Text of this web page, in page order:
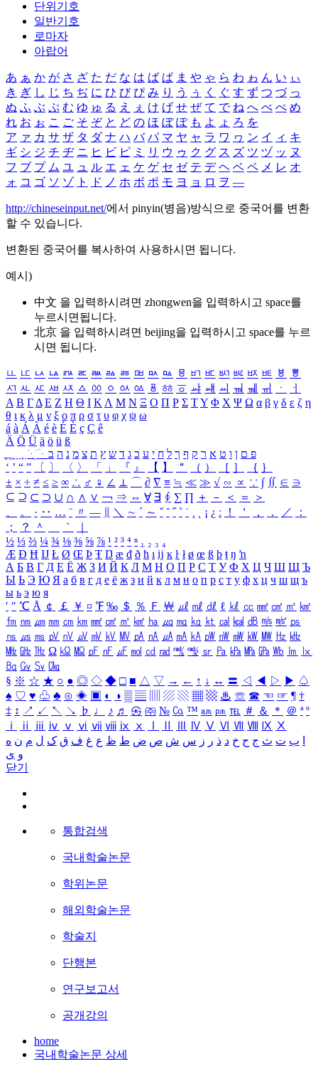
단위기호
일반기호
로마자
아랍어
あ ぁ か が さ ざ た だ な は ば ぱ ま や ゃ ら わ ゎ ん い ぃ
き ぎ し じ ち ぢ に ひ び ぴ み り う ぅ く ぐ す ず つ づ っ
ぬ ふ ぶ ぷ む ゆ ゅ る え ぇ け げ せ ぜ て で ね へ べ ぺ め
れ お ぉ こ ご そ ぞ と ど の ほ ぼ ぽ も よ ょ ろ を
ア ァ カ サ ザ タ ダ ナ ハ バ パ マ ヤ ャ ラ ワ ヮ ン イ ィ キ
ギ シ ジ チ ヂ ニ ヒ ビ ピ ミ リ ウ ゥ ク グ ス ズ ツ ヅ ッ ヌ
フ ブ プ ム ユ ュ ル エ ェ ケ ゲ セ ゼ テ デ ヘ ベ ペ メ レ オ
ォ コ ゴ ソ ゾ ト ド ノ ホ ボ ポ モ ヨ ョ ロ ヲ ―
http://chineseinput.net/에서 pinyin(병음)방식으로 중국어를 변환
할 수 있습니다.
변환된 중국어를 복사하여 사용하시면 됩니다.
예시)
中文 을 입력하시려면 zhongwen을 입력하시고 space를
누르시면됩니다.
北京 을 입력하시려면 beijing을 입력하시고 space를 누르
시면 됩니다.
ㅥ ㅦ ㅧ ㅨ ㅩ ㅪ ㅫ ㅬ ㅭ ㅮ ㅯ ㅰ ㅱ ㅲ ㅳ ㅴ ㅵ ㅶ ㅷ ㅸ
ㅹ
ㅺ ㅻ ㅼ ㅽ ㅾ ㅿ ㆀ ㆁ ㆂ ㆃ ㆄ ㆅ ㆆ ㆇ ㆈ ㆉ ㆊ ㆋ ㆌ ㆍ
ㆎ
Α Β ΓΔ Ε Ζ Η Θ Ι ΚΛ Μ Ν Ξ Ο Π Ρ Σ ΤΥ Φ Χ Ψ Ω α β γ δ ε ζ η
θ ι κ λ μ ν ξ ο π ρ σ τ υ φ χ ψ ω
á à Á À é è É È ç Ç ê
Ä Ö Ü ä ö ü ß
ִֶֹ ֻּ ׁׂ פ ם ן ו ט א ר ק ף ך ל ח י ע כ ג ד ש ץ ת צ מ נ ה ב
‘ ’ “ ” 〔 〕 〈 〉 「 」 『 』 【 】 ＂ （ ） ［ ］ ｛ ｝
± × ÷ ≠ ≤ ≥ ∞ ∴ ♂ ♀ ∠ ⊥ ⌒ ∂ ∇ ≡ ≒ ≪ ≫ √ ∽ ∝ ∵ ∫ ∬ ∈ ∋
⊆ ⊇ ⊂ ⊃ ∪ ∩ ∧ ∨ ￢ ⇒ ⇔ ∀ ∃ ∮ ∑ ∏ ＋ － ＜ ＝
＞
、
。 · ‥ … ¨ 〃 ― ＼ ∼ ´ ～ ˇ ˘ ˝ ˚ ˙ ¸ ¡ ¿ ː ！ ＇ ， ． ／
：
；
？ ＾ ｀
½ ⅓ ⅔ ¼ ¾ ⅛ ⅜ ⅝ ⅞ ¹ ² ³ ⁴ ⁿ ₁ ₂ ₃ ₄
Æ Ð Ħ Ĳ Ł Ø Œ Þ Ŧ Ŋ æ đ ð ħ ı ĳ ĸ ŀ ł ø œ ß þ ŧ ŋ ŉ
А Б В Г Д Е Ё Ж З И Й К Л М Н О П Р С Т У Ф Х Ц Ч Ш Щ Ъ
Ы Ь Э Ю Я а б в г д е ё ж з и й к л м н о п р с т у ф х ц ч ш щ ъ
ы ь э ю я
′ ″ ℃ Å ￠ ￡ ￥ ¤ ℉ ‰ ＄ ％ Ｆ ￦ ㎕ ㎖ ㎗ ℓ ㎘ ㏄ ㎣ ㎤ ㎥ ㎦
㎙ ㎚ ㎛ ㎜ ㎝ ㎞ ㎟ ㎠ ㎡ ㎢ ㏊ ㎍ ㎎ ㎏ ㏏ ㎈ ㎉ ㏈ ㎧ ㎨ ㎰
㎱ ㎲ ㎳ ㎴ ㎵ ㎶ ㎷ ㎸ ㎹ ㎀ ㎁ ㎂ ㎃ ㎄ ㎺ ㎻ ㎽ ㎾ ㎿ ㎐ ㎑
㎒ ㎓ ㎔ Ω ㏀ ㏁ ㎊ ㎋ ㎌ ㏖ ㏅ ㎭ ㎮ ㎯ ㏛ ㎩ ㎪ ㎫ ㎬ ㏝ ㏐
㏓
㏃ ㏉ ㏜ ㏆
§ ※ ☆ ★ ○ ● ◎ ◇ ◆ □ ■ △ ▽ → ← ↑ ↓ ↔ 〓 ◁ ◀ ▷ ▶ ♤
♠ ♡ ♥ ♧ ♣ ⊙ ◈ ▣ ◐ ◑ ▒ ▤ ▨ ▧ ▦ ▩ ♨ ☏ ☎ ☜ ☞ ¶ †
‡ ↕ ↗ ↙ ↖ ↘ ♭ ♩ ♪ ♬ ㉿ ㈜ № ㏇ ™ ㏂ ㏘ ℡ ＃ ＆ ＊ ＠ ª º
ⅰ
ⅱ ⅲ ⅳ ⅴ ⅵ ⅶ ⅷ ⅸ ⅹ Ⅳ Ⅴ Ⅵ Ⅶ Ⅷ Ⅸ Ⅹ
ب ت ث ج ح خ د ذ ر ز س ش ص ض ط ظ ع غ ف ق ک ل م ن ه
و ی
닫기
통합검색
국내학술논문
학위논문
해외학술논문
학술지
단행본
연구보고서
공개강의
home
국내학술논문 상세